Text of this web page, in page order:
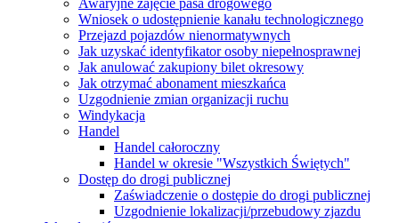
Wniosek o udostępnienie kanału technologicznego
Przejazd pojazdów nienormatywnych
Jak uzyskać identyfikator osoby niepełnosprawnej
Jak anulować zakupiony bilet okresowy
Jak otrzymać abonament mieszkańca
Uzgodnienie zmian organizacji ruchu
Windykacja
Handel
Handel całoroczny
Handel w okresie "Wszystkich Świętych"
Dostęp do drogi publicznej
Zaświadczenie o dostępie do drogi publicznej
Uzgodnienie lokalizacji/przebudowy zjazdu